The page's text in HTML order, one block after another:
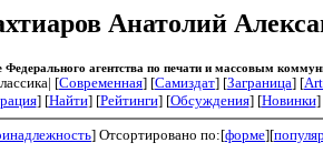
Анатолий
агентства по печати и массовым
[Современная] [Самиздат] [Заграница] [
] [Найти] [Рейтинги] [Обсуждения] [Новинки]
] Отсортировано по:[форме][